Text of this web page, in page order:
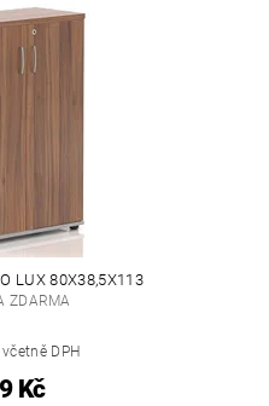
LUX 80X38,5X113
ZDARMA
DPH
Kč